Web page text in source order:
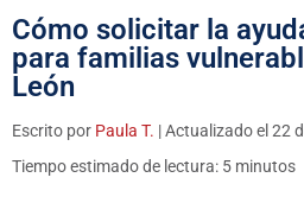
Cómo solicitar la
para familias
León
Escrito por Paula T. | Actualizado el 22
Tiempo estimado de lectura: 5 minutos